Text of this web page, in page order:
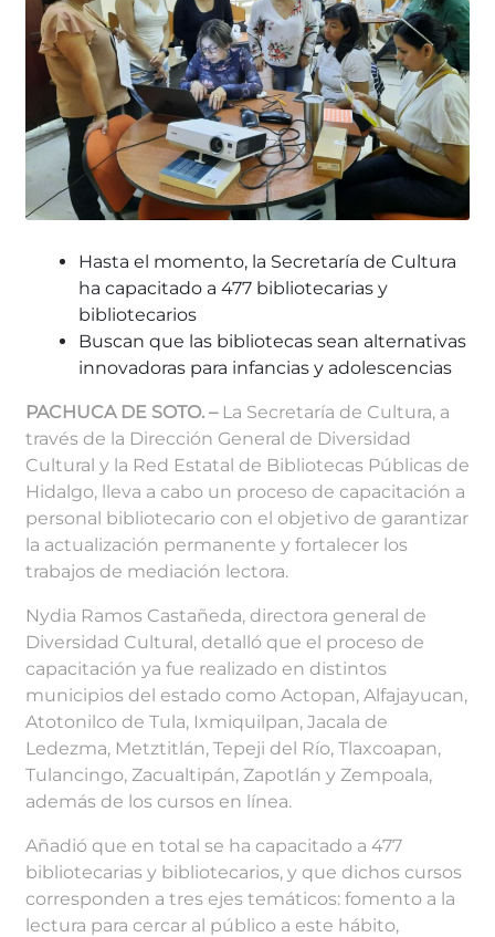
Hasta el momento, la Secretaría de Cultura
ha capacitado a 477 bibliotecarias y
bibliotecarios
Buscan que las bibliotecas sean alternativas
innovadoras para infancias y adolescencias
PACHUCA DE SOTO. – La Secretaría de Cultura, a
través de la Dirección General de Diversidad
Cultural y la Red Estatal de Bibliotecas Públicas de
Hidalgo, lleva a cabo un proceso de capacitación a
personal bibliotecario con el objetivo de garantizar
la actualización permanente y fortalecer los
trabajos de mediación lectora.
Nydia Ramos Castañeda, directora general de
Diversidad Cultural, detalló que el proceso de
capacitación ya fue realizado en distintos
municipios del estado como Actopan, Alfajayucan,
Atotonilco de Tula, Ixmiquilpan, Jacala de
Ledezma, Metztitlán, Tepeji del Río, Tlaxcoapan,
Tulancingo, Zacualtipán, Zapotlán y Zempoala,
además de los cursos en línea.
Añadió que en total se ha capacitado a 477
bibliotecarias y bibliotecarios, y que dichos cursos
corresponden a tres ejes temáticos: fomento a la
lectura para cercar al público a este hábito,